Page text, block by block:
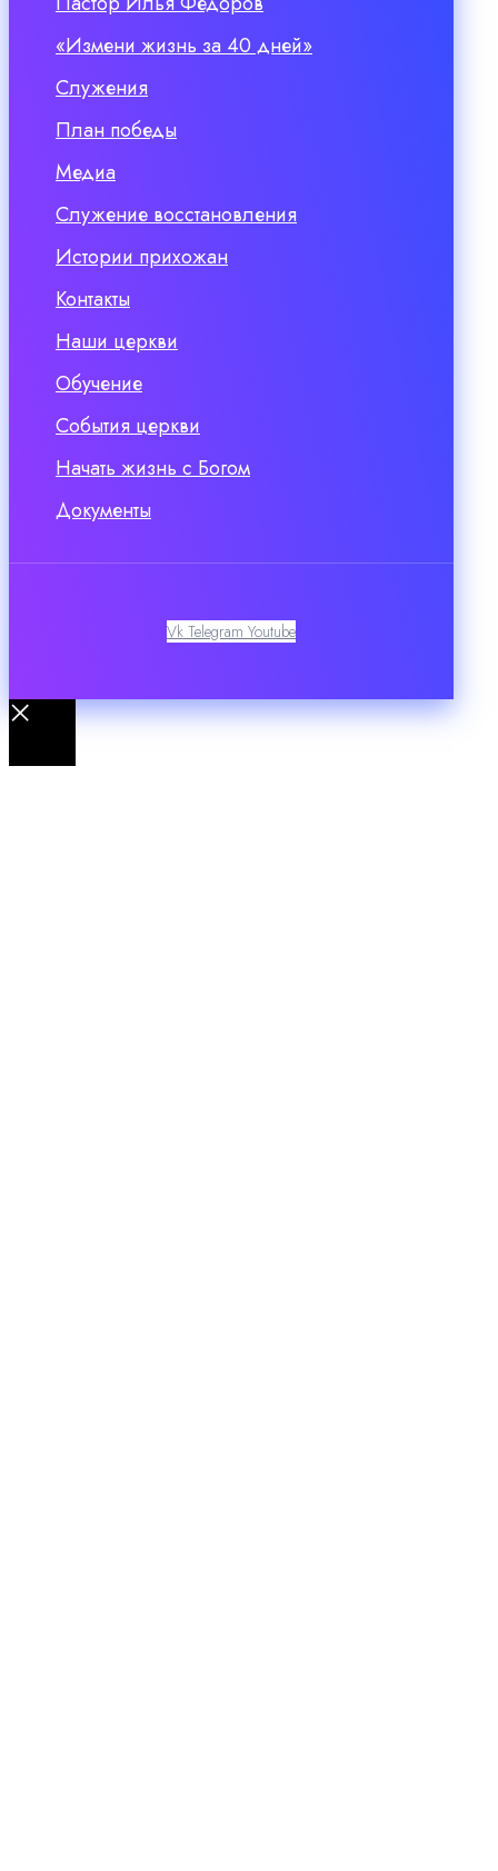
«Измени жизнь за 40 дней»
Служения
План победы
Медиа
Служение восстановления
Истории прихожан
Контакты
Наши церкви
Обучение
События церкви
Начать жизнь с Богом
Документы
Vk Telegram Youtube